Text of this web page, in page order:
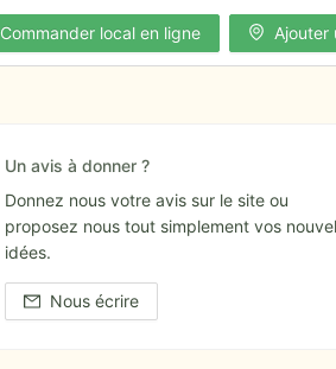
Commander local en ligne Ajouter
Un avis à donner ?
Donnez nous votre avis sur le site ou
proposez nous tout simplement vos
idées.
Nous écrire